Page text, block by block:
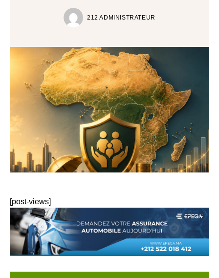
212 ADMINISTRATEUR
[post-views]